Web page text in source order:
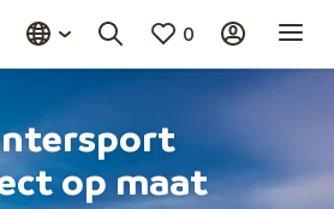
0
op maat